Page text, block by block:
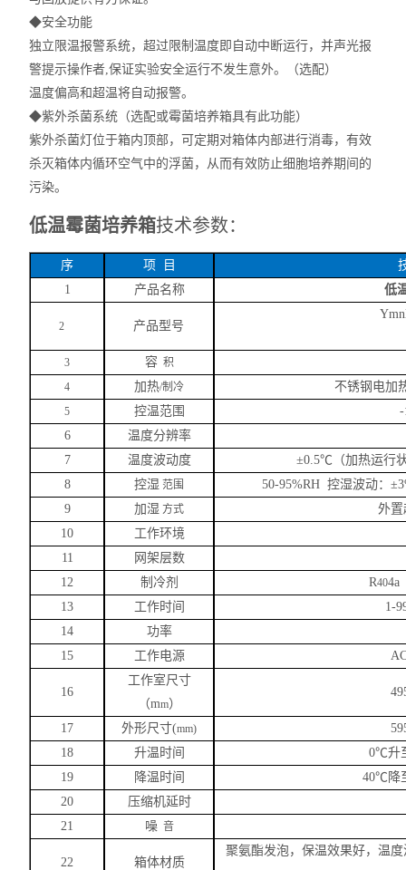
◆安全功能
独立限温报警系统，超过限制温度即自动中断运行，并声光报
警提示操作者,保证实验安全运行不发生意外。（选配）
温度偏高和超温将自动报警。
◆紫外杀菌系统（选配或霉菌培养箱具有此功能）
紫外杀菌灯位于箱内顶部，可定期对箱体内部进行消毒，有效
杀灭箱体内循环空气中的浮菌，从而有效防止细胞培养期间的
污染。
低温霉菌培养箱技术参数：
序 项 目
1
产品名称 低
2 产品型号
3 容积
4
加热/制冷 不锈钢电加
5 控温范围 -
6
温度分辨率
7
温度波动度
±0.5℃（加热运行
8
控湿 范围
50-95%RH 控湿波动：
9
加湿 方式
外
10
工作环境
11
网架层数
12
制冷剂 R404a
13
工作时间
1-
14
功率
15
工作电源
16
工作室尺寸
（mm）
17 外形尺寸(mm)
18
升温时间
0℃升
19
降温时间
40℃降
20
压缩机延时
21
噪音
22 箱体材质
聚氨酯发泡，保温效果好，温